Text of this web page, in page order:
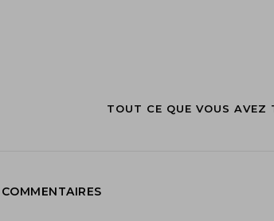
TOUT CE QUE VOUS AVEZ